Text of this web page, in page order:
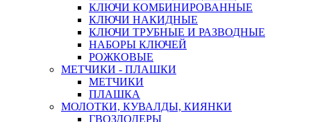
КЛЮЧИ КОМБИНИРОВАННЫЕ
КЛЮЧИ НАКИДНЫЕ
КЛЮЧИ ТРУБНЫЕ И РАЗВОДНЫЕ
НАБОРЫ КЛЮЧЕЙ
РОЖКОВЫЕ
МЕТЧИКИ - ПЛАШКИ
МЕТЧИКИ
ПЛАШКА
МОЛОТКИ, КУВАЛДЫ, КИЯНКИ
ГВОЗДОДЕРЫ